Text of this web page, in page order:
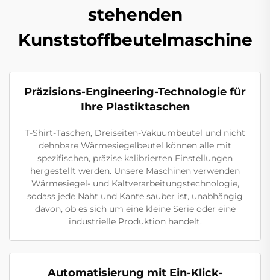
stehenden
Kunststoffbeutelmaschine
Präzisions-Engineering-Technologie für
Ihre Plastiktaschen
T-Shirt-Taschen, Dreiseiten-Vakuumbeutel und nicht
dehnbare Wärmesiegelbeutel können alle mit
spezifischen, präzise kalibrierten Einstellungen
hergestellt werden. Unsere Maschinen verwenden
Wärmesiegel- und Kaltverarbeitungstechnologie,
sodass jede Naht und Kante sauber ist, unabhängig
davon, ob es sich um eine kleine Serie oder eine
industrielle Produktion handelt.
Automatisierung mit Ein-Klick-